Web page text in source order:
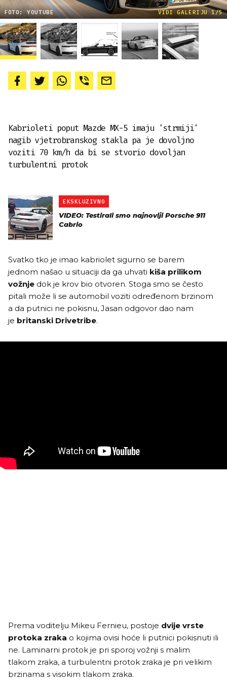
FOTO: YOUTUBE VIDI GALERIJU 1/5
Kabrioleti poput Mazde MX-5 imaju 'strmiji'
nagib vjetrobranskog stakla pa je dovoljno
voziti 70 km/h da bi se stvorio dovoljan
turbulentni protok
EKSKLUZIVNO
VIDEO: Testirali smo najnoviji Porsche 911
Cabrio
Svatko tko je imao kabriolet sigurno se barem
jednom našao u situaciji da ga uhvati kiša prilikom
vožnje dok je krov bio otvoren. Stoga smo se često
pitali može li se automobil voziti određenom brzinom
a da putnici ne pokisnu, Jasan odgovor dao nam
je britanski Drivetribe.
Prema voditelju Mikeu Fernieu, postoje dvije vrste
protoka zraka o kojima ovisi hoće li putnici pokisnuti ili
ne. Laminarni protok je pri sporoj vožnji s malim
tlakom zraka, a turbulentni protok zraka je pri velikim
brzinama s visokim tlakom zraka.